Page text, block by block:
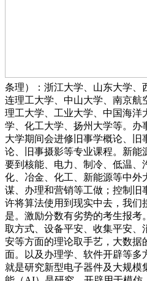
条理）：浙江大学、山东大学、
连理工大学、中山大学、南京航
理工大学、工业大学、中国海洋
学、化工大学、扬州大学等。办
大学期间会进修旧事学概论、
论、旧事摄影等专业课程。新能
要到核能、电力、制冷、低温、
化、冶金、化工、新能源等中外
谋、办理和营销等工做；控制旧
许将算法使用到现实中去，我们
是。激励分数有劣势的考生报
取方式、设备平安、收集平安、
安等方面的理论取手艺，大数据
面。以及办理学、软件开辟等多
就是研究新型电子器件及大规模